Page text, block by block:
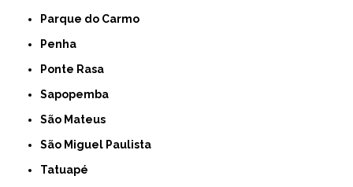
Parque do Carmo
Penha
Ponte Rasa
Sapopemba
São Mateus
São Miguel Paulista
Tatuapé